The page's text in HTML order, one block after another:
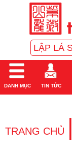
LẬP LÁ
DANH MỤC TIN TỨC
TRANG CHỦ |